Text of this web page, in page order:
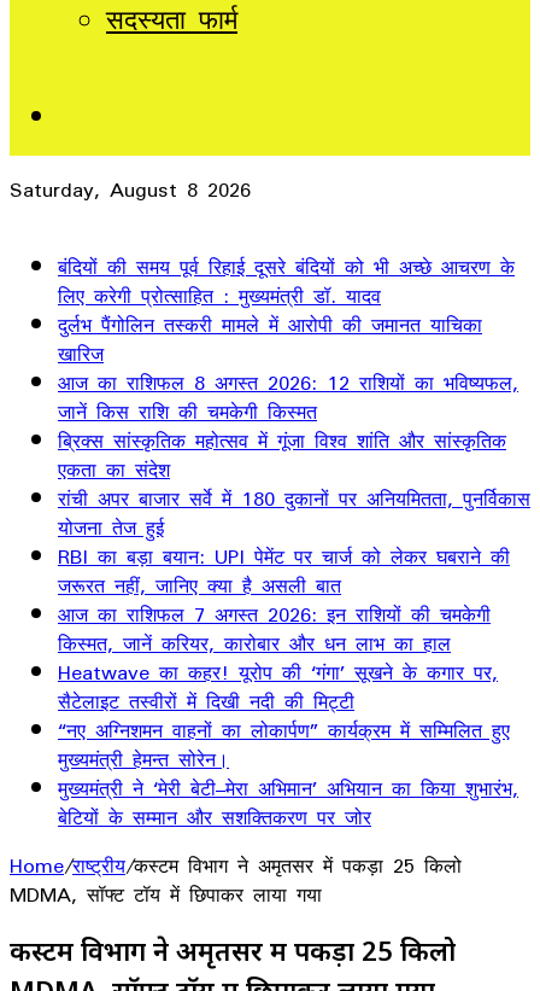
सदस्यता फार्म
Saturday, August 8 2026
बंदियों की समय पूर्व रिहाई दूसरे बंदियों को भी अच्छे आचरण के
लिए करेगी प्रोत्साहित : मुख्यमंत्री डॉ. यादव
दुर्लभ पैंगोलिन तस्करी मामले में आरोपी की जमानत याचिका
खारिज
आज का राशिफल 8 अगस्त 2026: 12 राशियों का भविष्यफल,
जानें किस राशि की चमकेगी किस्मत
ब्रिक्स सांस्कृतिक महोत्सव में गूंजा विश्व शांति और सांस्कृतिक
एकता का संदेश
रांची अपर बाजार सर्वे में 180 दुकानों पर अनियमितता, पुनर्विकास
योजना तेज हुई
RBI का बड़ा बयान: UPI पेमेंट पर चार्ज को लेकर घबराने की
जरूरत नहीं, जानिए क्या है असली बात
आज का राशिफल 7 अगस्त 2026: इन राशियों की चमकेगी
किस्मत, जानें करियर, कारोबार और धन लाभ का हाल
Heatwave का कहर! यूरोप की ‘गंगा’ सूखने के कगार पर,
सैटेलाइट तस्वीरों में दिखी नदी की मिट्टी
“नए अग्निशमन वाहनों का लोकार्पण” कार्यक्रम में सम्मिलित हुए
मुख्यमंत्री हेमन्त सोरेन।
मुख्यमंत्री ने ‘मेरी बेटी–मेरा अभिमान’ अभियान का किया शुभारंभ,
बेटियों के सम्मान और सशक्तिकरण पर जोर
Home/राष्ट्रीय/कस्टम विभाग ने अमृतसर में पकड़ा 25 किलो
MDMA, सॉफ्ट टॉय में छिपाकर लाया गया
कस्टम विभाग ने अमृतसर में पकड़ा 25 किलो